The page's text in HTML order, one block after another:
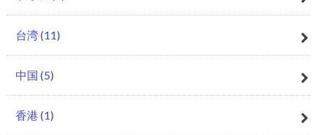
台湾(11)
中国 (5)
香港 (1)